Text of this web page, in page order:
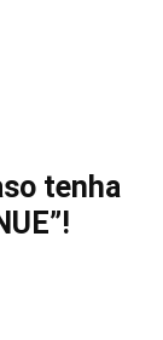
tenha